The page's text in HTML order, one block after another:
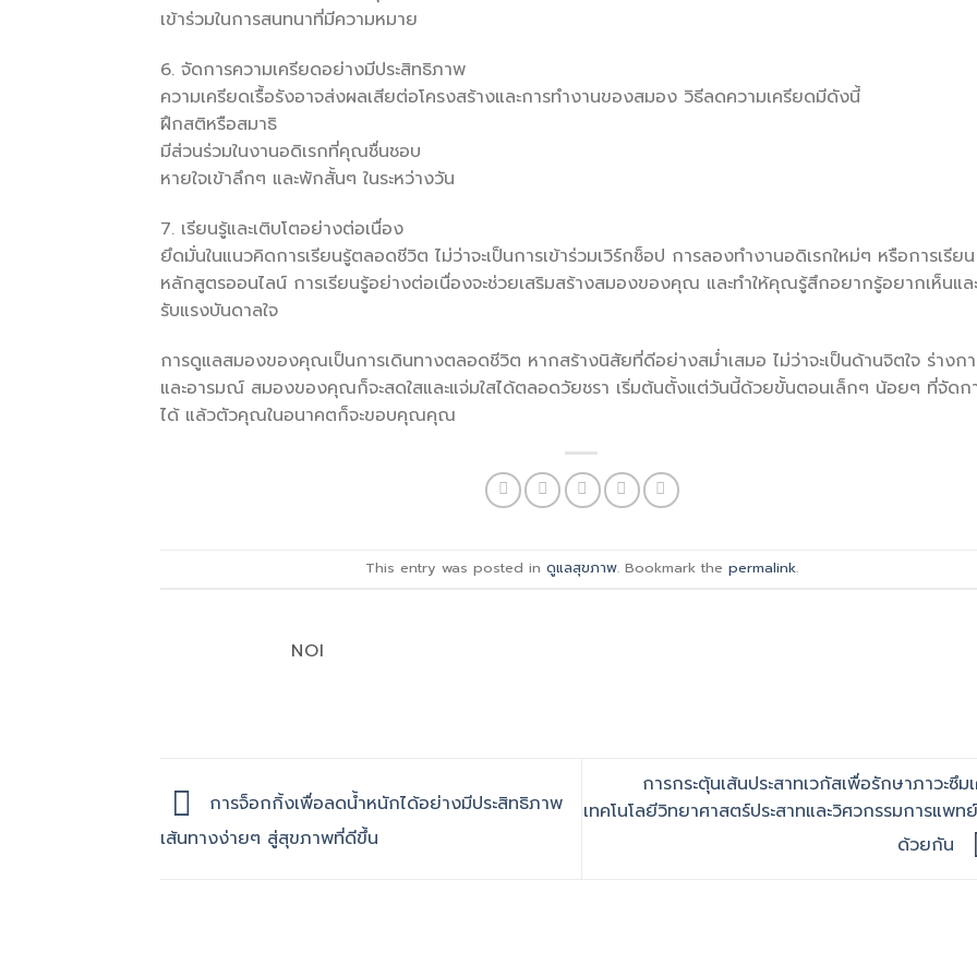
เข้าร่วมในการสนทนาที่มีความหมาย
6. จัดการความเครียดอย่างมีประสิทธิภาพ
ความเครียดเรื้อรังอาจส่งผลเสียต่อโครงสร้างและการทำงานของสมอง วิธีลดความเครียดมีดังนี้
ฝึกสติหรือสมาธิ
มีส่วนร่วมในงานอดิเรกที่คุณชื่นชอบ
หายใจเข้าลึกๆ และพักสั้นๆ ในระหว่างวัน
7. เรียนรู้และเติบโตอย่างต่อเนื่อง
ยึดมั่นในแนวคิดการเรียนรู้ตลอดชีวิต ไม่ว่าจะเป็นการเข้าร่วมเวิร์กช็อป การลองทำงานอดิเรกใหม่ๆ หรือการเรียน
หลักสูตรออนไลน์ การเรียนรู้อย่างต่อเนื่องจะช่วยเสริมสร้างสมองของคุณ และทำให้คุณรู้สึกอยากรู้อยากเห็นแล
รับแรงบันดาลใจ
การดูแลสมองของคุณเป็นการเดินทางตลอดชีวิต หากสร้างนิสัยที่ดีอย่างสม่ำเสมอ ไม่ว่าจะเป็นด้านจิตใจ ร่างก
และอารมณ์ สมองของคุณก็จะสดใสและแจ่มใสได้ตลอดวัยชรา เริ่มต้นตั้งแต่วันนี้ด้วยขั้นตอนเล็กๆ น้อยๆ ที่จัดก
ได้ แล้วตัวคุณในอนาคตก็จะขอบคุณคุณ
This entry was posted in ดูแลสุขภาพ. Bookmark the permalink.
NOI
การจ็อกกิ้งเพื่อลดน้ำหนักได้อย่างมีประสิทธิภาพ
เส้นทางง่ายๆ สู่สุขภาพที่ดีขึ้น
การกระตุ้นเส้นประสาทเวกัสเพื่อรักษาภาวะซึม
เทคโนโลยีวิทยาศาสตร์ประสาทและวิศวกรรมการแพท
ด้วยกัน